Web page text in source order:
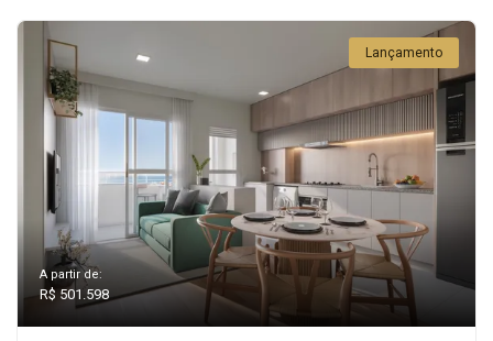
Lançamento
A partir de:
R$ 501.598